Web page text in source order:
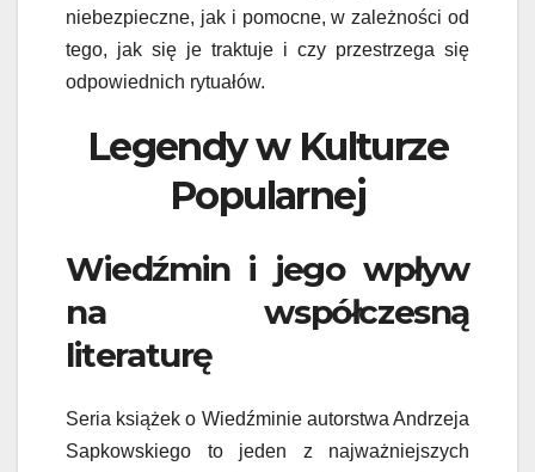
niebezpieczne, jak i pomocne, w zależności od
tego, jak się je traktuje i czy przestrzega się
odpowiednich rytuałów.
Legendy w Kulturze
Popularnej
Wiedźmin i jego wpływ
na współczesną
literaturę
Seria książek o Wiedźminie autorstwa Andrzeja
Sapkowskiego to jeden z najważniejszych